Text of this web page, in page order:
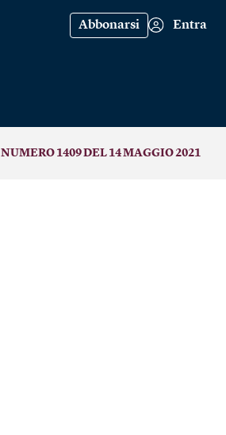
Abbonarsi Entra
NUMERO 1409 DEL 14 MAGGIO 2021